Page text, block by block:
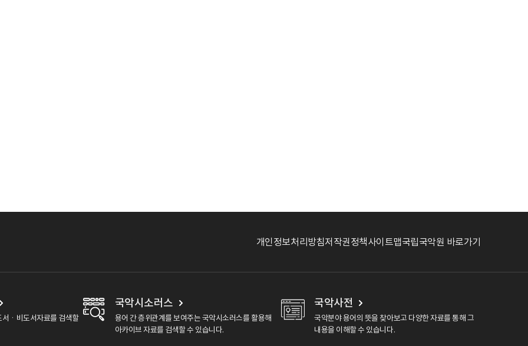
개인정보처리방침저작권정책사이트맵국립국악원 바로가기
ㆍ비도서자료를 검색할
국악시소러스
용어 간 층위관계를 보여주는 국악시소러스를 활용해
아카이브 자료를 검색할 수 있습니다.
국악사전
국악분야 용어의 뜻을 찾아보고 다양한 자료를 통해 그
내용을 이해할 수 있습니다.